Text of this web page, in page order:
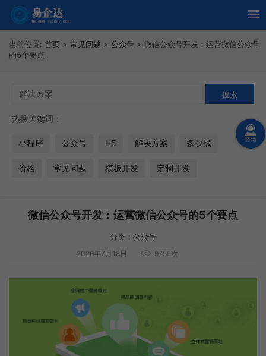
当前位置: 首页 > 常见问题 > 公众号 > 微信公众号开发：运营微信公众号
的5个要点
热搜关键词：
小程序 公众号 H5 解决方案 多少钱
价格 常见问题 模板开发 定制开发
微信公众号开发：运营微信公众号的5个要点
分类： 公众号
2026年7月18日 9755次